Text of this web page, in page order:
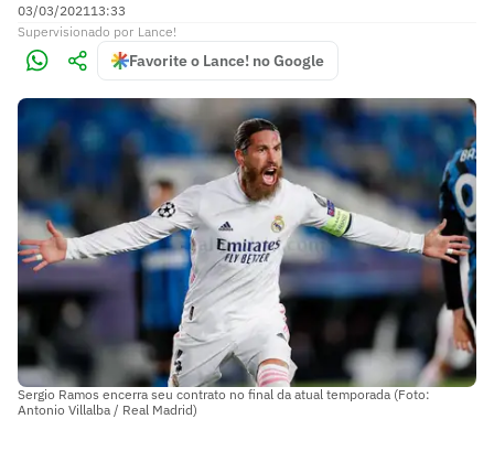
03/03/202113:33
Supervisionado por Lance!
Favorite o Lance! no Google
Sergio Ramos encerra seu contrato no final da atual temporada (Foto:
Antonio Villalba / Real Madrid)